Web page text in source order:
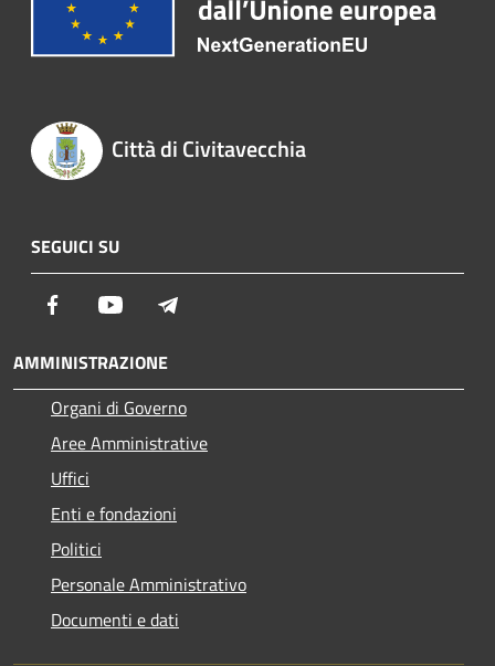
Città di Civitavecchia
SEGUICI SU
Facebook Youtube
AMMINISTRAZIONE
Organi di Governo
Aree Amministrative
Uffici
Enti e fondazioni
Politici
Personale Amministrativo
Documenti e dati